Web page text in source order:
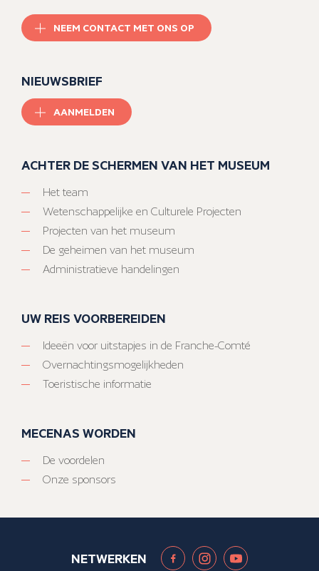
NEEM CONTACT MET ONS OP
NIEUWSBRIEF
AANMELDEN
ACHTER DE SCHERMEN VAN HET MUSEUM
Het team
Wetenschappelijke en Culturele Projecten
Projecten van het museum
De geheimen van het museum
Administratieve handelingen
UW REIS VOORBEREIDEN
Ideeën voor uitstapjes in de Franche-Comté
Overnachtingsmogelijkheden
Toeristische informatie
MECENAS WORDEN
De voordelen
Onze sponsors
NETWERKEN